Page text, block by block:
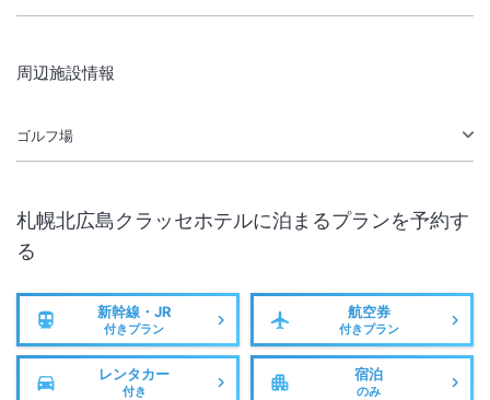
周辺施設情報
ゴルフ場
札幌北広島クラッセホテルに泊まるプランを予約す
る
新幹線・JR
付きプラン
航空券
付きプラン
レンタカー
付き
宿泊
のみ